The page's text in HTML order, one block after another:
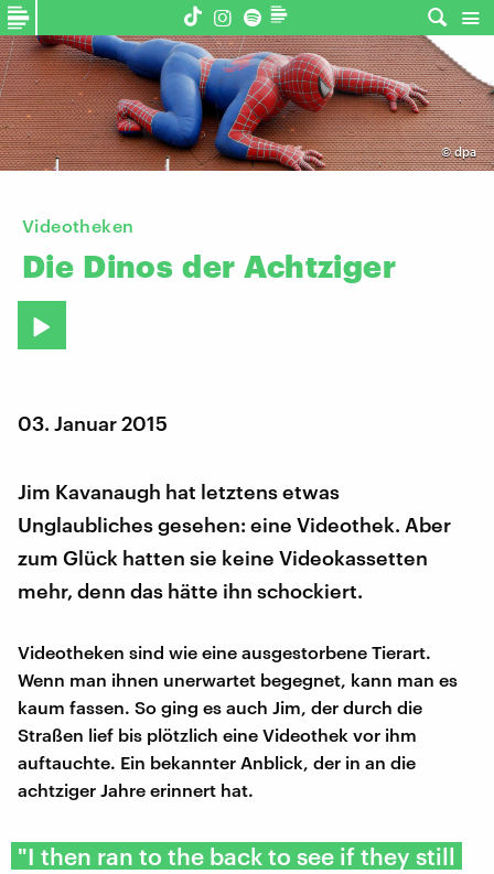
©dpa
Videotheken
Die Dinos der Achtziger
03. Januar 2015
Jim Kavanaugh hat letztens etwas
Unglaubliches gesehen: eine Videothek. Aber
zum Glück hatten sie keine Videokassetten
mehr, denn das hätte ihn schockiert.
Videotheken sind wie eine ausgestorbene Tierart.
Wenn man ihnen unerwartet begegnet, kann man es
kaum fassen. So ging es auch Jim, der durch die
Straßen lief bis plötzlich eine Videothek vor ihm
auftauchte. Ein bekannter Anblick, der in an die
achtziger Jahre erinnert hat.
"I then ran to the back to see if they still